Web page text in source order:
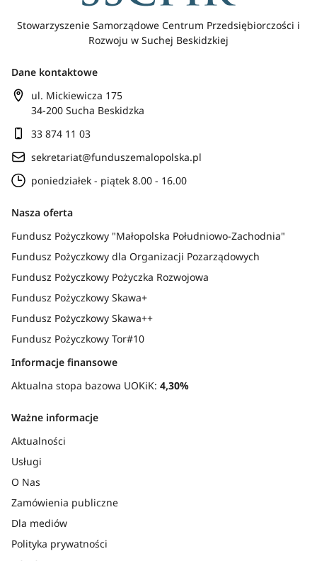
Stowarzyszenie Samorządowe Centrum Przedsiębiorczości i
Rozwoju w Suchej Beskidzkiej
Dane kontaktowe
ul. Mickiewicza 175
34-200 Sucha Beskidzka
33 874 11 03
sekretariat@funduszemalopolska.pl
poniedziałek - piątek 8.00 - 16.00
Nasza oferta
Fundusz Pożyczkowy "Małopolska Południowo-Zachodnia"
Fundusz Pożyczkowy dla Organizacji Pozarządowych
Fundusz Pożyczkowy Pożyczka Rozwojowa
Fundusz Pożyczkowy Skawa+
Fundusz Pożyczkowy Skawa++
Fundusz Pożyczkowy Tor#10
Informacje finansowe
Aktualna stopa bazowa UOKiK: 4,30%
Ważne informacje
Aktualności
Usługi
O Nas
Zamówienia publiczne
Dla mediów
Polityka prywatności